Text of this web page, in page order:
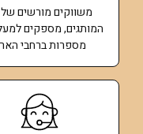
משווקים מורשים
מספרות ברחבי